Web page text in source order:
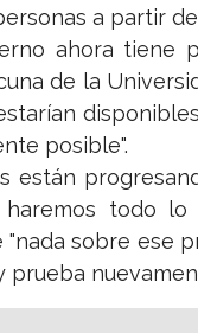
a partir de
ahora tiene
de la
posible".
están
todo lo
sobre ese